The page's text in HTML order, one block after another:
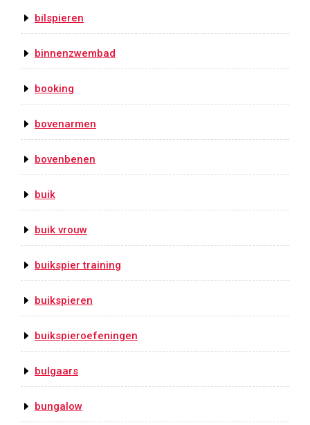
bilspieren
binnenzwembad
booking
bovenarmen
bovenbenen
buik
buik vrouw
buikspier training
buikspieren
buikspieroefeningen
bulgaars
bungalow